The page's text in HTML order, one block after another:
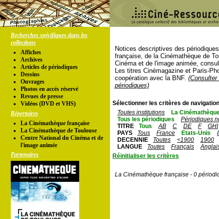
Recherches spécifiques dans les
collections
Affiches
Archives
Articles de périodiques
Dessins
Ouvrages
Photos en accés réservé
Revues de presse
Vidéos (DVD et VHS)
Répertoires
La Cinémathèque française
La Cinémathèque de Toulouse
Centre National du Cinéma et de
l'image animée
Partenaires
Notices descriptives des
française, de la Cinémathèque de
Cinéma et de l'image animée,
Les titres Cinémagazine et Paris-
coopération avec la BNF.
périodiques)
Sélectionner les critères de
Toutes institutions
La
Tous les périodiques
Périodiques
TITRE
Tous AB C DE F
GHI
PAYS
Tous France Etats-Unis
DECENNIE
Toutes <1900
1900
LANGUE
Toutes Français
Réinitialiser les critères
La Cinémathèque française - 0